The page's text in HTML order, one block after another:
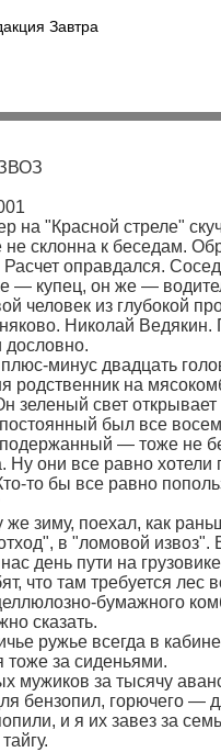
Завтра
на "Красной стреле"
не склонна к беседам.
Расчет оправдался.
— купец, он же —
человек из глубокой
Николай Ведякин.
дословно.
минус двадцать
родственник на
зеленый свет
был все
— тоже не
Ну они все равно хотели
то бы все равно
же зиму, поехал, как
в "ломовой извоз".
день пути на
что там требуется лес
бумажного
сказать.
ружье всегда в
тоже за сиденьями.
мужиков за тысячу
бензопил, горючего —
и я их завез за